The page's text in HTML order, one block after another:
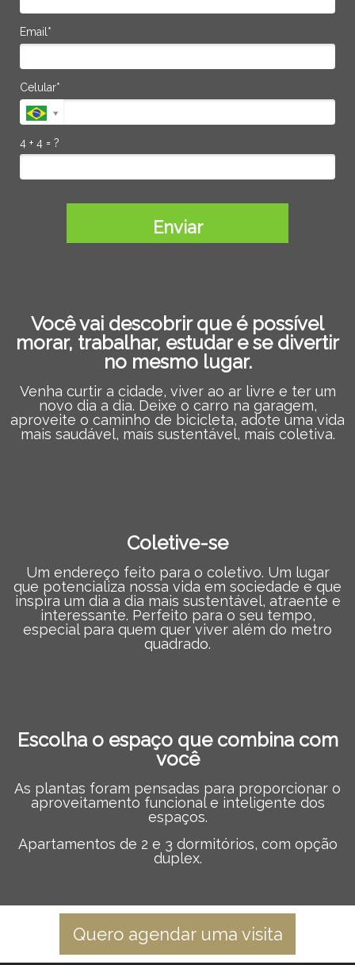
Email*
Celular*
4 + 4 = ?
Enviar
Você vai descobrir que é possível
morar, trabalhar, estudar e se divertir
no mesmo lugar.
Venha curtir a cidade, viver ao ar livre e ter um
novo dia a dia. Deixe o carro na garagem,
aproveite o caminho de bicicleta, adote uma vida
mais saudável, mais sustentável, mais coletiva.
Coletive-se
Um endereço feito para o coletivo. Um lugar
que potencializa nossa vida em sociedade e que
inspira um dia a dia mais sustentável, atraente e
interessante. Perfeito para o seu tempo,
especial para quem quer viver além do metro
quadrado.
Escolha o espaço que combina com
você
As plantas foram pensadas para proporcionar o
aproveitamento funcional e inteligente dos
espaços.
Apartamentos de 2 e 3 dormitórios, com opção
duplex.
Quero agendar uma visita